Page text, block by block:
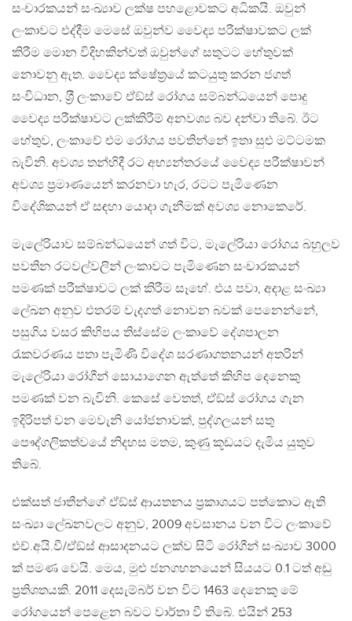
සංචාරකයන් සංඛ්‍යාව ලක්ෂ පහළොවකට අධිකයි. ඔවුන්
ලංකාවට එද්දීම මෙසේ ඔවුන්ව වෛද්‍ය පරීක්ෂාවකට ලක්
කිරීම මොන විදිහකින්වත් ඔවුන්ගේ සතුටට හේතුවක්
නොවනු ඇත. වෛද්‍ය ක්ෂේත‍්‍රයේ කටයුතු කරන ජගත්
සංවිධාන, ශ‍්‍රී ලංකාවේ ඒඞ්ස් රෝගය සම්බන්ධයෙන් පොදු
වෛද්‍ය පරීක්ෂාවට ලක්කිරීම් අනවශ්‍ය බව දන්වා තිබේ. ඊට
හේතුව, ලංකාවේ එම රෝගය පවතින්නේ ඉතා සුළු මට්ටමක
බැවිනි. අවශ්‍ය තන්හිදී රට අභ්‍යන්තරයේ වෛද්‍ය පරීක්ෂාවන්
අවශ්‍ය ප‍්‍රමාණයෙන් කරනවා හැර, රටට පැමිණෙන
විදේශිකයන් ඒ සඳහා යොදා ගැනීමක් අවශ්‍ය නොකෙරේ.
මැලේරියාව සම්බන්ධයෙන් ගත් විට, මැලේරියා රෝගය බහුලව
පවතින රටවල්වලින් ලංකාවට පැමිණෙන සංචාරකයන්
පමණක් පරීක්ෂාවට ලක් කිරීම සෑහේ. එය පවා, අදාළ සංඛ්‍යා
ලේඛන අනුව එතරම් වැදගත් නොවන බවක් පෙනෙන්නේ,
පසුගිය වසර කිහිපය තිස්සේම ලංකාවේ දේශපාලන
රැකවරණය පතා පැමිණි විදේශ සරණාගතනයන් අතරින්
මැලේරියා රෝගීන් සොයාගෙන ඇත්තේ කිහිප දෙනෙකු
පමණක් වන බැවිනි. කෙසේ වෙතත්, ඒඞ්ස් රෝගය ගැන
ඉදිරිපත් වන මෙවැනි යෝජනාවක්, පුද්ගලයන් සතු
පෞද්ගලිකත්වයේ නිදහස මතම, කුණු කූඩයට දැමිය යුතුව
තිබේ.
එක්සත් ජාතීන්ගේ ඒඞ්ස් ආයතනය ප‍්‍රකාශයට පත්කොට ඇති
සංඛ්‍යා ලේඛනවලට අනුව, 2009 අවසානය වන විට ලංකාවේ
එච්.අයි.වී/ඒඞ්ස් ආසාදනයට ලක්ව සිටි රෝගීන් සංඛ්‍යාව 3000
ක් පමණ වෙයි. මෙය, මුළු ජනගහනයෙන් සියයට 0.1 ටත් අඩු
ප‍්‍රතිශතයකි. 2011 දෙසැම්බර් වන විට 1463 දෙනෙකු මේ
රෝගයෙන් පෙළෙන බවට වාර්තා වී තිබේ. එයින් 253